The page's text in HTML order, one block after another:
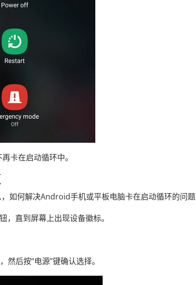
卡在启动循环中。
如何解决Android手机或平板电脑卡在启动循环的问
，直到屏幕上出现设备徽标。
然后按“电源”键确认选择。